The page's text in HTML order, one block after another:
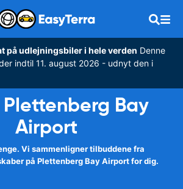
på udlejningsbiler i hele verden Denne
indtil 11. august 2026 - udnyt den i
Bay
Airport
Vi sammenligner tilbuddene fra
på Plettenberg Bay Airport for dig.